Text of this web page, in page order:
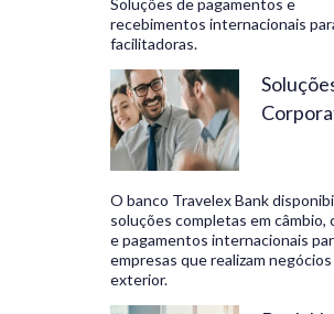
Soluções de pagamentos e
recebimentos internacionais
facilitadoras.
O banco Travelex Bank
soluções completas em câmbio,
e pagamentos internacionais
empresas que realizam negócios
exterior.